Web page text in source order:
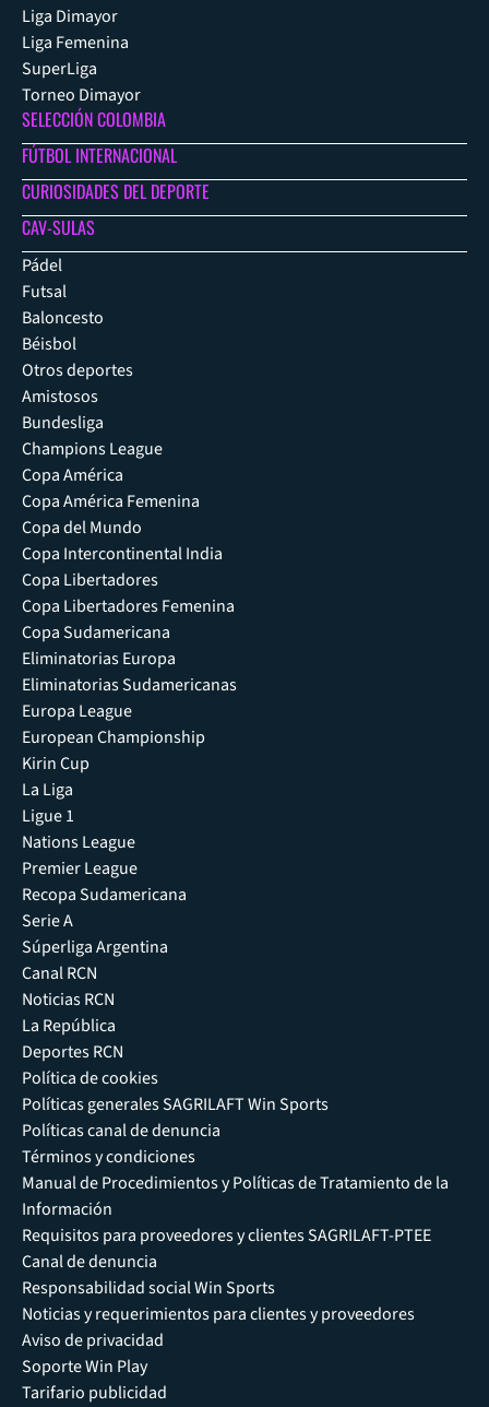
Liga Dimayor
Liga Femenina
SuperLiga
Torneo Dimayor
SELECCIÓN COLOMBIA
FÚTBOL INTERNACIONAL
CURIOSIDADES DEL DEPORTE
CAV-SULAS
Pádel
Futsal
Baloncesto
Béisbol
Otros deportes
Amistosos
Bundesliga
Champions League
Copa América
Copa América Femenina
Copa del Mundo
Copa Intercontinental India
Copa Libertadores
Copa Libertadores Femenina
Copa Sudamericana
Eliminatorias Europa
Eliminatorias Sudamericanas
Europa League
European Championship
Kirin Cup
La Liga
Ligue 1
Nations League
Premier League
Recopa Sudamericana
Serie A
Súperliga Argentina
Canal RCN
Noticias RCN
La República
Deportes RCN
Política de cookies
Políticas generales SAGRILAFT Win Sports
Políticas canal de denuncia
Términos y condiciones
Manual de Procedimientos y Políticas de Tratamiento de la
Información
Requisitos para proveedores y clientes SAGRILAFT-PTEE
Canal de denuncia
Responsabilidad social Win Sports
Noticias y requerimientos para clientes y proveedores
Aviso de privacidad
Soporte Win Play
Tarifario publicidad